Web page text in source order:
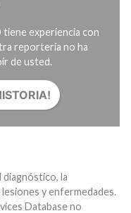
tiene experiencia con
reportería no ha
de usted.
diagnóstico, la
y enfermedades.
Database no